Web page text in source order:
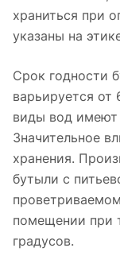
храниться при
указаны на
Срок годности
варьируется от
виды вод имеют
Значительное
хранения.
бутыли с
помещении при
градусов.